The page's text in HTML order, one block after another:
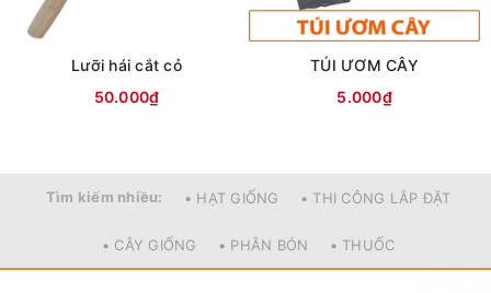
Lưỡi hái cắt cỏ
50.000₫
TÚI ƯƠM CÂY
5.000₫
Tìm kiếm nhiều: • HẠT GIỐNG • THI CÔNG LẮP ĐẶT
• CÂY GIỐNG • PHÂN BÓN • THUỐC